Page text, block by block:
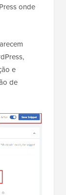
onde
e
de